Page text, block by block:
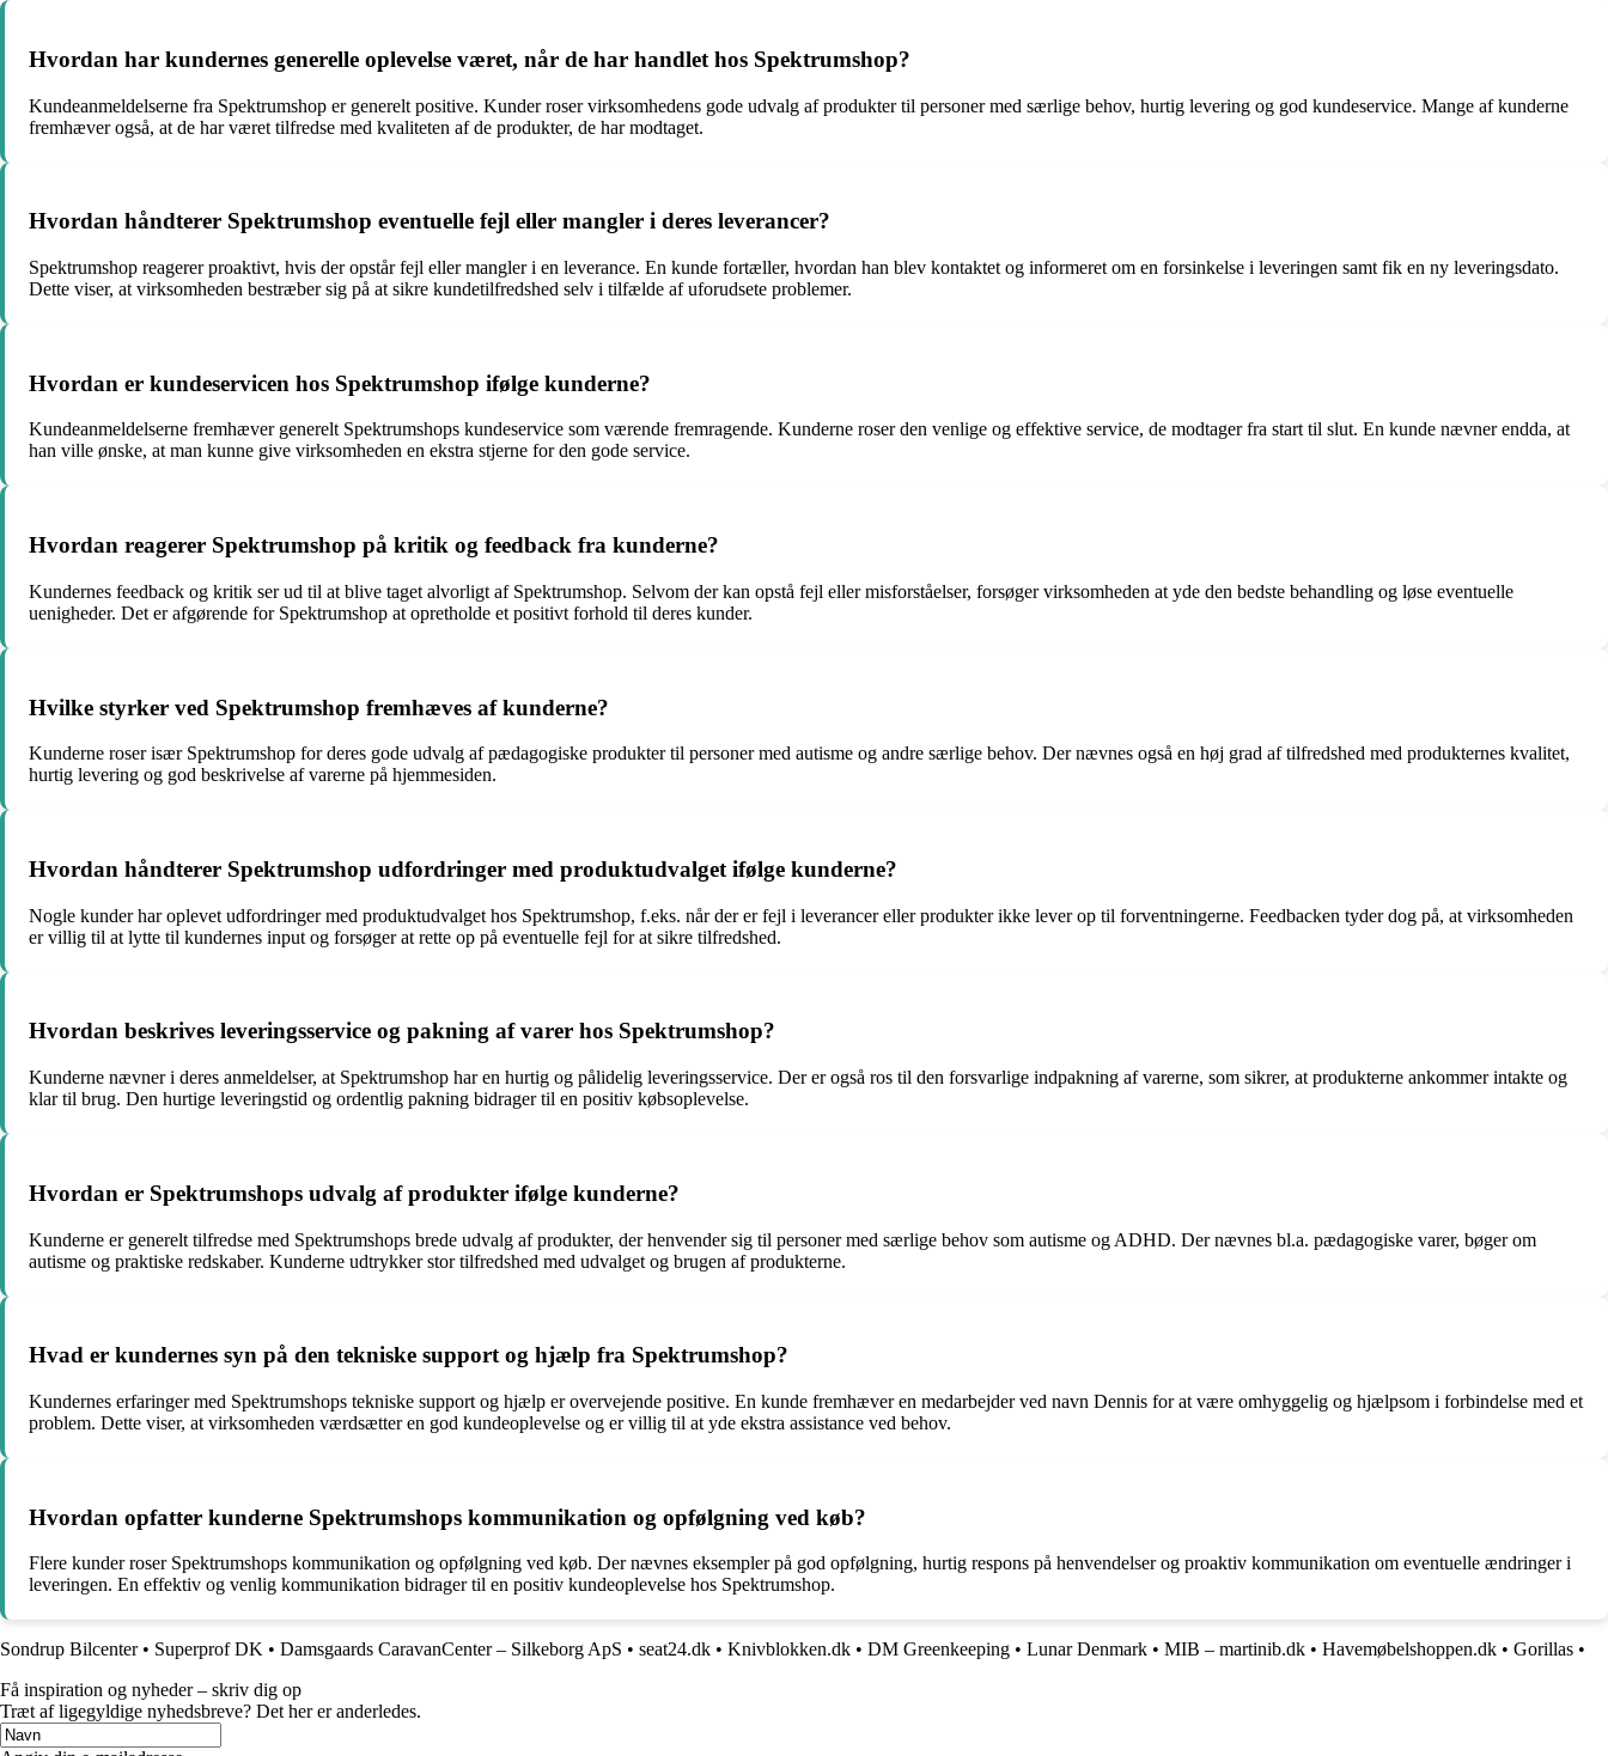
Hvordan har kundernes generelle oplevelse været, når de har handlet hos Spektrumshop?
Kundeanmeldelserne fra Spektrumshop er generelt positive. Kunder roser virksomhedens gode udvalg af produkter til personer med særlige behov, hurtig levering og god kundeservice. Mange af kunderne
fremhæver også, at de har været tilfredse med kvaliteten af de produkter, de har modtaget.
Hvordan håndterer Spektrumshop eventuelle fejl eller mangler i deres leverancer?
Spektrumshop reagerer proaktivt, hvis der opstår fejl eller mangler i en leverance. En kunde fortæller, hvordan han blev kontaktet og informeret om en forsinkelse i leveringen samt fik en ny leveringsdato.
Dette viser, at virksomheden bestræber sig på at sikre kundetilfredshed selv i tilfælde af uforudsete problemer.
Hvordan er kundeservicen hos Spektrumshop ifølge kunderne?
Kundeanmeldelserne fremhæver generelt Spektrumshops kundeservice som værende fremragende. Kunderne roser den venlige og effektive service, de modtager fra start til slut. En kunde nævner endda, at
han ville ønske, at man kunne give virksomheden en ekstra stjerne for den gode service.
Hvordan reagerer Spektrumshop på kritik og feedback fra kunderne?
Kundernes feedback og kritik ser ud til at blive taget alvorligt af Spektrumshop. Selvom der kan opstå fejl eller misforståelser, forsøger virksomheden at yde den bedste behandling og løse eventuelle
uenigheder. Det er afgørende for Spektrumshop at opretholde et positivt forhold til deres kunder.
Hvilke styrker ved Spektrumshop fremhæves af kunderne?
Kunderne roser især Spektrumshop for deres gode udvalg af pædagogiske produkter til personer med autisme og andre særlige behov. Der nævnes også en høj grad af tilfredshed med produkternes kvalitet,
hurtig levering og god beskrivelse af varerne på hjemmesiden.
Hvordan håndterer Spektrumshop udfordringer med produktudvalget ifølge kunderne?
Nogle kunder har oplevet udfordringer med produktudvalget hos Spektrumshop, f.eks. når der er fejl i leverancer eller produkter ikke lever op til forventningerne. Feedbacken tyder dog på, at virksomheden
er villig til at lytte til kundernes input og forsøger at rette op på eventuelle fejl for at sikre tilfredshed.
Hvordan beskrives leveringsservice og pakning af varer hos Spektrumshop?
Kunderne nævner i deres anmeldelser, at Spektrumshop har en hurtig og pålidelig leveringsservice. Der er også ros til den forsvarlige indpakning af varerne, som sikrer, at produkterne ankommer intakte og
klar til brug. Den hurtige leveringstid og ordentlig pakning bidrager til en positiv købsoplevelse.
Hvordan er Spektrumshops udvalg af produkter ifølge kunderne?
Kunderne er generelt tilfredse med Spektrumshops brede udvalg af produkter, der henvender sig til personer med særlige behov som autisme og ADHD. Der nævnes bl.a. pædagogiske varer, bøger om
autisme og praktiske redskaber. Kunderne udtrykker stor tilfredshed med udvalget og brugen af produkterne.
Hvad er kundernes syn på den tekniske support og hjælp fra Spektrumshop?
Kundernes erfaringer med Spektrumshops tekniske support og hjælp er overvejende positive. En kunde fremhæver en medarbejder ved navn Dennis for at være omhyggelig og hjælpsom i forbindelse med et
problem. Dette viser, at virksomheden værdsætter en god kundeoplevelse og er villig til at yde ekstra assistance ved behov.
Hvordan opfatter kunderne Spektrumshops kommunikation og opfølgning ved køb?
Flere kunder roser Spektrumshops kommunikation og opfølgning ved køb. Der nævnes eksempler på god opfølgning, hurtig respons på henvendelser og proaktiv kommunikation om eventuelle ændringer i
leveringen. En effektiv og venlig kommunikation bidrager til en positiv kundeoplevelse hos Spektrumshop.
Sondrup Bilcenter• Superprof DK • Damsgaards CaravanCenter – Silkeborg ApS • seat24.dk • Knivblokken.dk • DM Greenkeeping • Lunar Denmark • MIB – martinib.dk • Havemøbelshoppen.dk • Gorillas •
Få inspiration og nyheder – skriv dig op
Træt af ligegyldige nyhedsbreve? Det her er anderledes.